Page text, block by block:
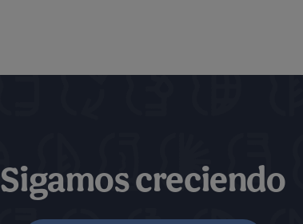
Sigamos creciendo